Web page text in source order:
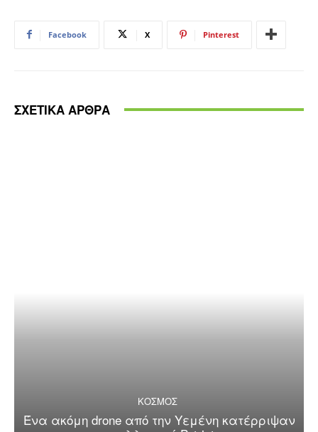
Facebook X Pinterest
ΣΧΕΤΙΚΑ ΑΡΘΡΑ
ΚΟΣΜΟΣ
Ένα ακόμη drone από την Υεμένη κατέρριψαν